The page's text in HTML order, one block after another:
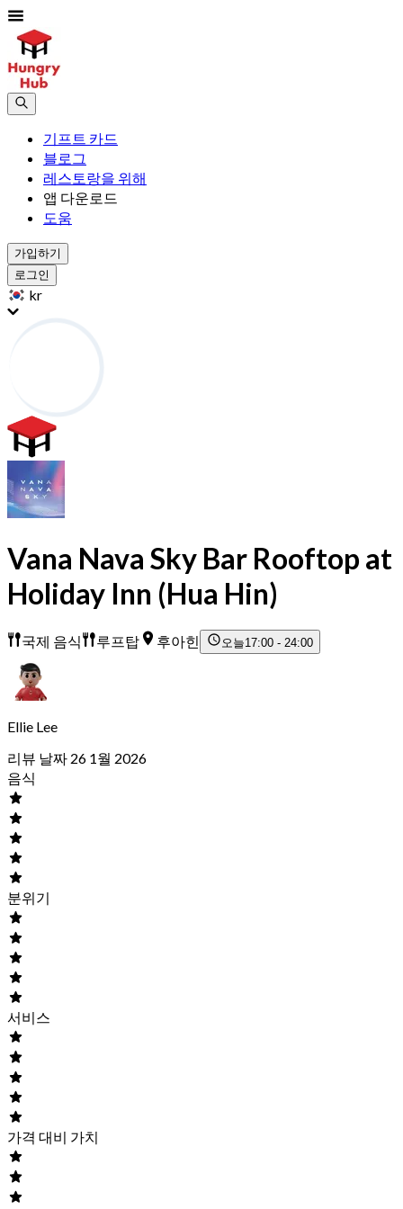
기프트 카드
블로그
레스토랑을 위해
앱 다운로드
도움
가입하기
로그인
kr
Vana Nava Sky Bar Rooftop at
Holiday Inn (Hua Hin)
국제 음식 루프탑 후아힌 오늘17:00 - 24:00
Ellie Lee
리뷰 날짜 26 1월 2026
음식
분위기
서비스
가격 대비 가치